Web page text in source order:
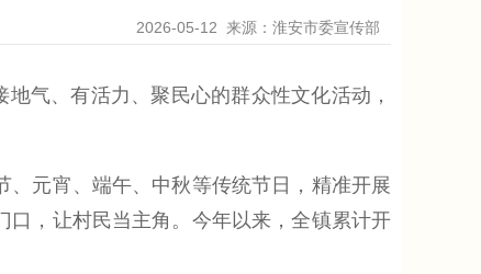
2026-05-12 来源：淮安市委宣传部
气、有活力、聚民心的群众性文化活动，
元宵、端午、中秋等传统节日，精准开展
，让村民当主角。今年以来，全镇累计开